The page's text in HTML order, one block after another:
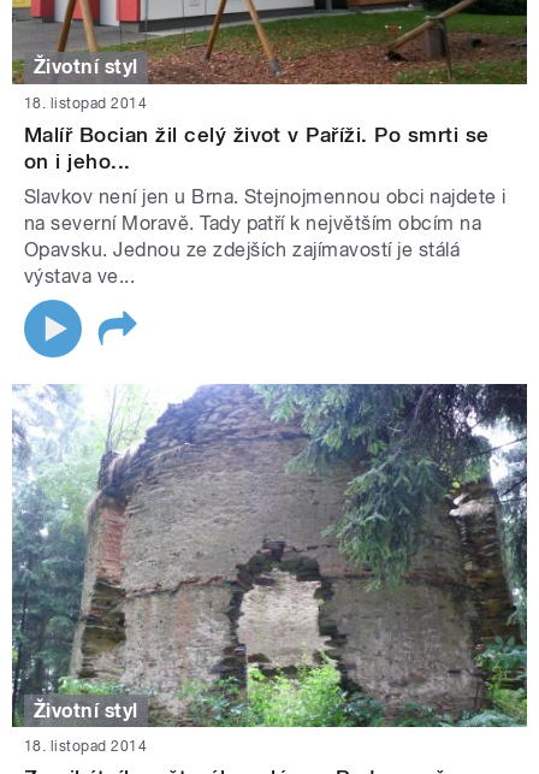
Životní styl
18. listopad 2014
Malíř Bocian žil celý život v Paříži. Po smrti se
on i jeho...
Slavkov není jen u Brna. Stejnojmennou obci najdete i
na severní Moravě. Tady patří k největším obcím na
Opavsku. Jednou ze zdejších zajímavostí je stálá
výstava ve...
Životní styl
18. listopad 2014